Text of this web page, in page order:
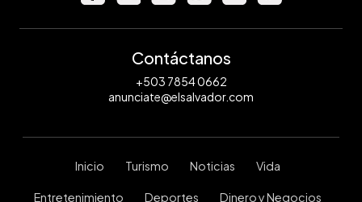
Contáctanos
+503 7854 0662
anunciate@elsalvador.com
Inicio Turismo Noticias Vida
Entretenimiento Deportes Dinero y Negocios